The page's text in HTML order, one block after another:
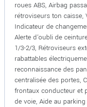
roues ABS, Airbag
rétroviseurs ton caisse,
Indicateur de
Alerte d'oubli de
1/3-2/3, Rétroviseurs
rabattables
reconnaissance des
centralisée des portes,
frontaux conducteur et
de voie, Aide au parking